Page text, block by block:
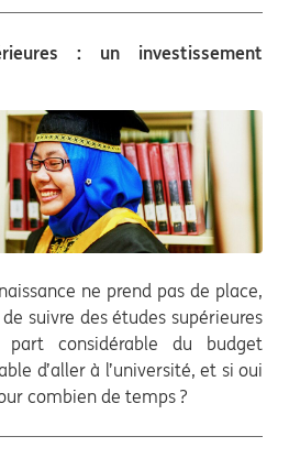
: un investissement
ne prend pas de place,
suivre des études supérieures
considérable du budget
d’aller à l’université, et si oui
combien de temps ?